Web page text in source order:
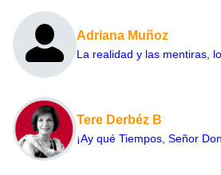
Adriana Muñoz
La realidad y las mentiras,
Tere Derbéz B
¡Ay qué Tiempos, Señor